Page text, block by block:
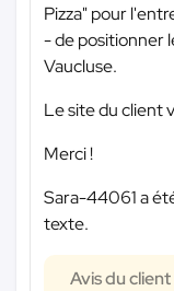
Pizza" pour
- de positionner
Vaucluse.
Le site du client
Merci !
Sara-44061 a
texte.
Avis du client